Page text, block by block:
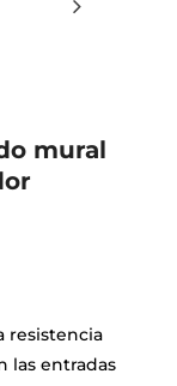
mural
resistencia
las entradas